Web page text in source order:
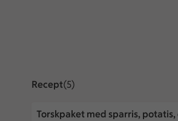
ReceptVisar 5 stycken
(5)
Torskpaket med sparris,
Torskpaket med sparris, potatis,